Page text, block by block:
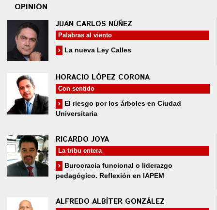
OPINIÓN
JUAN CARLOS NÚÑEZ
Palabras al viento
La nueva Ley Calles
HORACIO LÓPEZ CORONA
Con sentido
El riesgo por los árboles en Ciudad
Universitaria
RICARDO JOYA
La tribu entera
Burocracia funcional o liderazgo
pedagógico. Reflexión en IAPEM
ALFREDO ALBÍTER GONZÁLEZ